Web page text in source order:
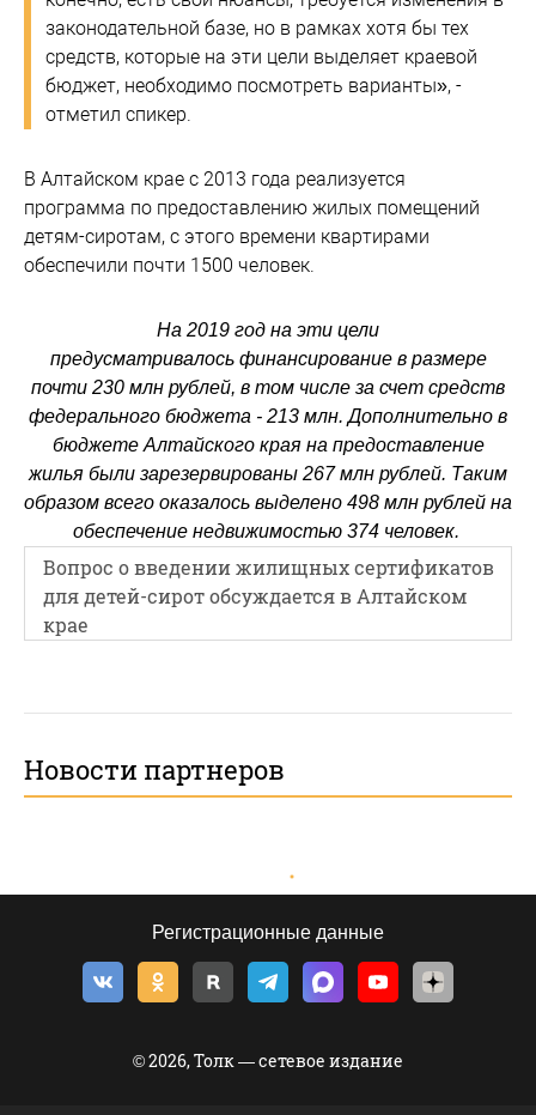
законодательной базе, но в рамках хотя бы тех
средств, которые на эти цели выделяет краевой
бюджет, необходимо посмотреть варианты», -
отметил спикер.
В Алтайском крае с 2013 года реализуется
программа по предоставлению жилых помещений
детям-сиротам, с этого времени квартирами
обеспечили почти 1500 человек.
На 2019 год на эти цели
предусматривалось финансирование в размере
почти 230 млн рублей, в том числе за счет средств
федерального бюджета - 213 млн. Дополнительно в
бюджете Алтайского края на предоставление
жилья были зарезервированы 267 млн рублей. Таким
образом всего оказалось выделено 498 млн рублей на
обеспечение недвижимостью 374 человек.
Вопрос о введении жилищных сертификатов
для детей-сирот обсуждается в Алтайском
крае
Новости партнеров
Регистрационные данные
© 2026, Толк — сетевое издание